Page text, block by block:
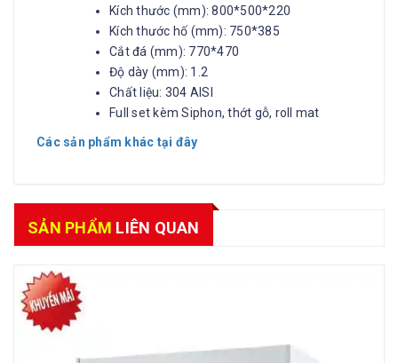
Kích thước (mm): 800*500*220
Kích thước hố (mm): 750*385
Cắt đá (mm): 770*470
Độ dày (mm): 1.2
Chất liệu: 304 AISI
Full set kèm Siphon, thớt gỗ, roll mat
Các sản phẩm khác tại đây
SẢN PHẨM LIÊN QUAN